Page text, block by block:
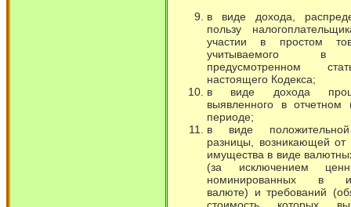
в виде дохода,
пользу
участии в простом
учитываемого в
предусмотренном
настоящего Кодекса;
в виде дохода
выявленного в отчетном
периоде;
в виде
разницы, возникающей от
имущества в виде
(за исключением
номинированных в
валюте) и требований
стоимость которых